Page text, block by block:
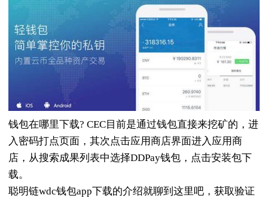
钱包在哪里下载? CEC目前是通过钱包直接来挖矿的，进
入密码打点页面，其次点击应用商店界面进入应用商
店，从搜索成果列表中选择DDPay钱包，点击安装包下
载。
聪明链wdc钱包app下载的介绍就聊到这里吧，获取验证